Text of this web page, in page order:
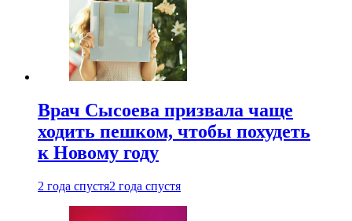
Врач Сысоева призвала чаще
ходить пешком, чтобы похудеть
к Новому году
2 года спустя2 года спустя